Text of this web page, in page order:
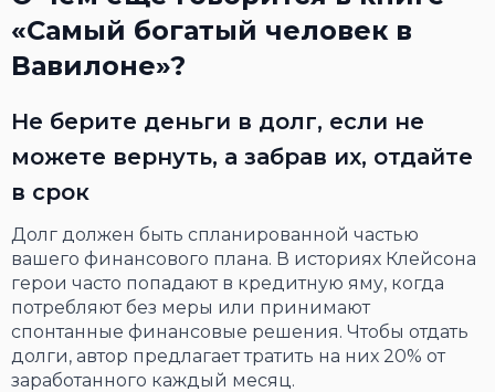
«Самый богатый человек в
Вавилоне»?
Не берите деньги в долг, если не
можете вернуть, а забрав их, отдайте
в срок
Долг должен быть спланированной частью
вашего финансового плана. В историях Клейсона
герои часто попадают в кредитную яму, когда
потребляют без меры или принимают
спонтанные финансовые решения. Чтобы отдать
долги, автор предлагает тратить на них 20% от
заработанного каждый месяц.